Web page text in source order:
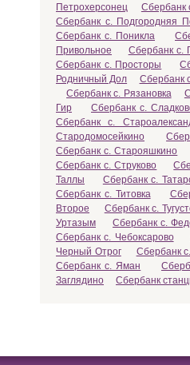
Петрохерсонец
Сбербанк
Сбербанк с. Подгородняя
Сбербанк с. Поникла
Привольное
Сбербанк с.
Сбербанк с. Просторы
Родничный Дол
Сбербанк
Сбербанк с. Рязановка
Гир
Сбербанк с.
Сбербанк с.
Стародомосейкино
Сбербанк с. Старояшкино
Сбербанк с. Струково
Таллы
Сбербанк с.
Сбербанк с. Титовка
Второе
Сбербанк с.
Уртазым
Сбербанк с.
Сбербанк с. Чебоксарово
Черный Отрог
Сбербанк
Сбербанк с. Яман
Заглядино
Сбербанк